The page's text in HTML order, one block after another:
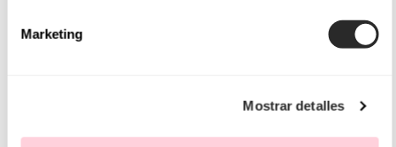
Marketing
Mostrar detalles